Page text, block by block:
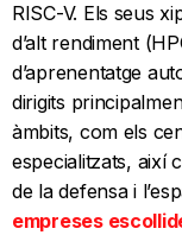
RISC-V. Els seus
d’alt rendiment
d’aprenentatge
dirigits
àmbits, com els
especialitzats, així
de la defensa i
empreses